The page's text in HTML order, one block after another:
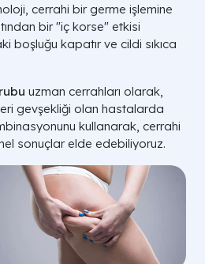
cerrahi bir germe işlemine
bir "iç korse" etkisi
boşluğu kapatır ve cildi sıkıca
uzman cerrahları olarak,
gevşekliği olan hastalarda
kullanarak, cerrahi
sonuçlar elde edebiliyoruz.